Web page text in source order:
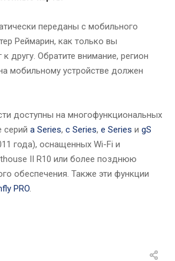
переданы с мобильного
Реймарин, как только вы
другу. Обратите внимание, регион
мобильному устройстве должен
доступны на многофункциональных
серий a Series, c Series, e Series и gS
года), оснащенных Wi-Fi и
II R10 или более позднюю
обеспечения. Также эти функции
PRO.